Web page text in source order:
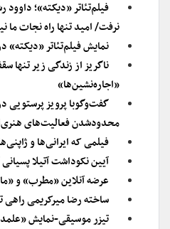
فیلم‌تئاتر «دیکته»؛
نرفت/ امید تنها راه نجات
نمایش فیلم‌تئاتر «دیکته»
ناگریز از زندگی زیر تنها
«اجاره‌نشین‌ها»
گفت‌و‌گوبا پرویز پرستویی
محدود‌شدن فعالیت‌های
فیلمی که ایرانی‌ها و
آیین نکوداشت آتیلا
عرضه آنلاین «مطرب» و
ساخته رضا میرکریمی راهی
تیزر موسیقی-نمایش